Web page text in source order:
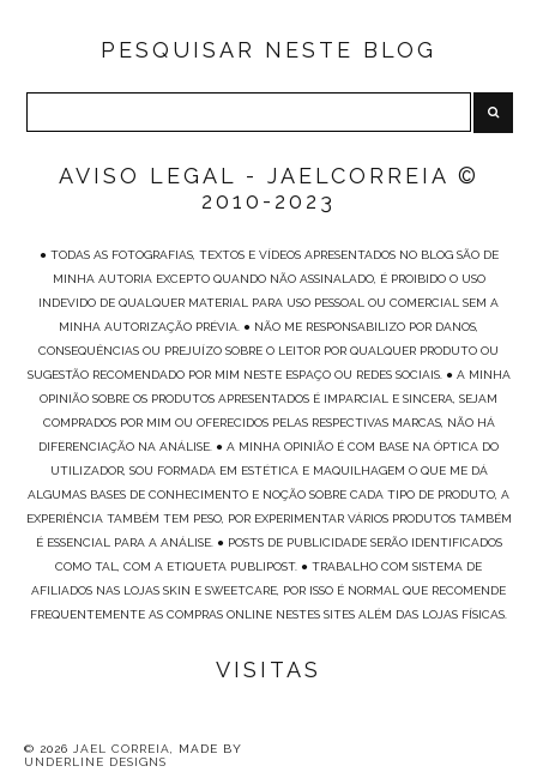
PESQUISAR NESTE BLOG
AVISO LEGAL - JAELCORREIA ©
2010-2023
● TODAS AS FOTOGRAFIAS, TEXTOS E VÍDEOS APRESENTADOS NO BLOG SÃO DE
MINHA AUTORIA EXCEPTO QUANDO NÃO ASSINALADO, É PROIBIDO O USO
INDEVIDO DE QUALQUER MATERIAL PARA USO PESSOAL OU COMERCIAL SEM A
MINHA AUTORIZAÇÃO PRÉVIA. ● NÃO ME RESPONSABILIZO POR DANOS,
CONSEQUÊNCIAS OU PREJUÍZO SOBRE O LEITOR POR QUALQUER PRODUTO OU
SUGESTÃO RECOMENDADO POR MIM NESTE ESPAÇO OU REDES SOCIAIS. ● A MINHA
OPINIÃO SOBRE OS PRODUTOS APRESENTADOS É IMPARCIAL E SINCERA, SEJAM
COMPRADOS POR MIM OU OFERECIDOS PELAS RESPECTIVAS MARCAS, NÃO HÁ
DIFERENCIAÇÃO NA ANÁLISE. ● A MINHA OPINIÃO É COM BASE NA ÓPTICA DO
UTILIZADOR, SOU FORMADA EM ESTÉTICA E MAQUILHAGEM O QUE ME DÁ
ALGUMAS BASES DE CONHECIMENTO E NOÇÃO SOBRE CADA TIPO DE PRODUTO, A
EXPERIÊNCIA TAMBÉM TEM PESO, POR EXPERIMENTAR VÁRIOS PRODUTOS TAMBÉM
É ESSENCIAL PARA A ANÁLISE. ● POSTS DE PUBLICIDADE SERÃO IDENTIFICADOS
COMO TAL, COM A ETIQUETA PUBLIPOST. ● TRABALHO COM SISTEMA DE
AFILIADOS NAS LOJAS SKIN E SWEETCARE, POR ISSO É NORMAL QUE RECOMENDE
FREQUENTEMENTE AS COMPRAS ONLINE NESTES SITES ALÉM DAS LOJAS FÍSICAS.
VISITAS
© 2026 JAEL CORREIA
, MADE BY
UNDERLINE DESIGNS